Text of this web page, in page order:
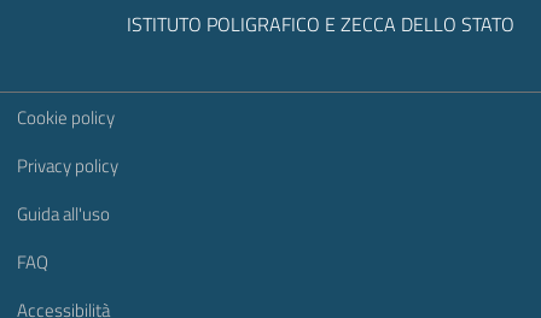
ISTITUTO POLIGRAFICO E ZECCA DELLO STATO
Sezione Link Utili
Cookie policy
Privacy policy
Guida all'uso
FAQ
Accessibilità